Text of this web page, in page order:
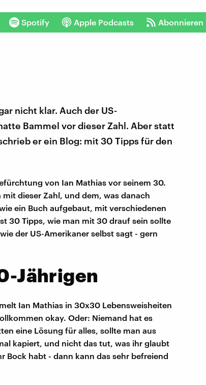
Spotify Apple Podcasts Abonnieren
nicht klar. Auch der US-
Bammel vor dieser Zahl. Aber statt
er ein Blog: mit 30 Tipps für den
von Ian Mathias vor seinem 30.
dieser Zahl, und dem, was danach
ein Buch aufgebaut, mit verschiedenen
30 Tipps, wie man mit 30 drauf sein sollte
der US-Amerikaner selbst sagt - gern
Jährigen
Ian Mathias in 30x30 Lebensweisheiten
okay. Oder: Niemand hat es
eine Lösung für alles, sollte man aus
kapiert, und nicht das tut, was ihr glaubt
Bock habt - dann kann das sehr befreiend